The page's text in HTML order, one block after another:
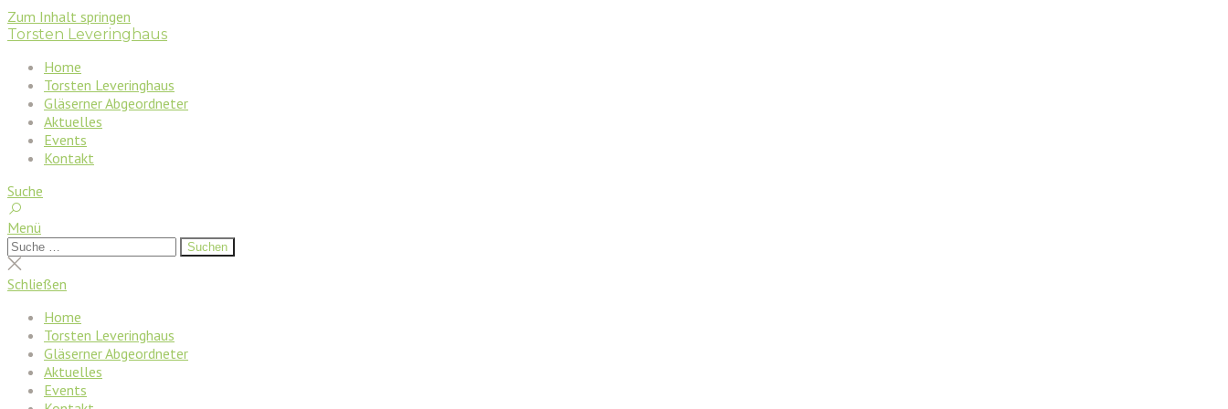
Zum Inhalt springen
Torsten Leveringhaus
Home
Torsten Leveringhaus
Gläserner Abgeordneter
Aktuelles
Events
Kontakt
Suche
Menü
Suchen
nach:
Suchen
Suche
schließen
Schließen
Home
Torsten Leveringhaus
Gläserner Abgeordneter
Aktuelles
Events